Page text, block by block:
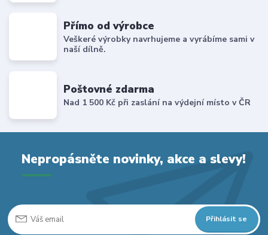
Přímo od výrobce
Veškeré výrobky navrhujeme a vyrábíme sami v
naší dílně.
Poštovné zdarma
Nad 1 500 Kč při zaslání na výdejní místo v ČR
Nepropásněte novinky, akce a slevy!
Přihlásit se